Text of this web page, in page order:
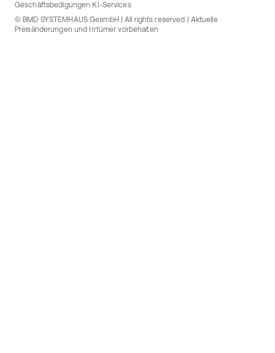
Geschäftsbedigungen KI-Services
© BMD SYSTEMHAUS GesmbH | All rights reserved | Aktuelle
Preisänderungen und Irrtümer vorbehalten